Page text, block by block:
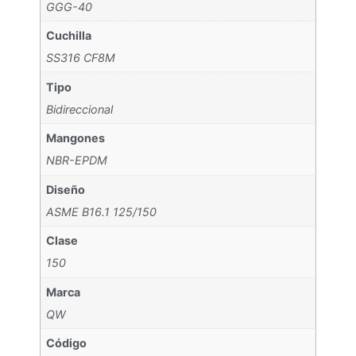
GGG-40
Cuchilla
SS316 CF8M
Tipo
Bidireccional
Mangones
NBR-EPDM
Diseño
ASME B16.1 125/150
Clase
150
Marca
QW
Código